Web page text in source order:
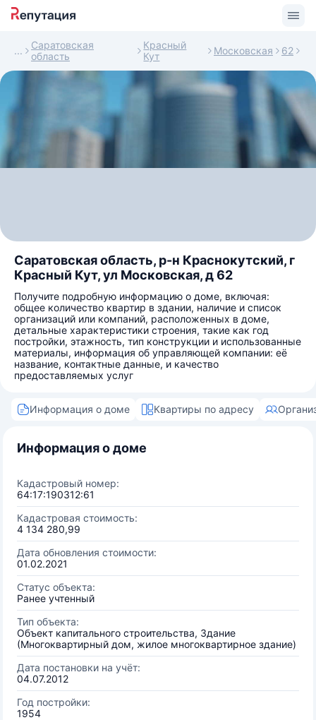
Саратовская
область
Красный
Кут
Московская 62
Саратовская область, р-н Краснокутский, г
Красный Кут, ул Московская, д 62
Получите подробную информацию о доме, включая:
общее количество квартир в здании, наличие и список
организаций или компаний, расположенных в доме,
детальные характеристики строения, такие как год
постройки, этажность, тип конструкции и использованные
материалы, информация об управляющей компании: её
название, контактные данные, и качество
предоставляемых услуг
Информация о доме Квартиры по адресу
Информация о доме
Кадастровый номер:
64:17:190312:61
Кадастровая стоимость:
4 134 280,99
Дата обновления стоимости:
01.02.2021
Статус объекта:
Ранее учтенный
Тип объекта:
Объект капитального строительства, Здание
(Многоквартирный дом, жилое многоквартирное здание)
Дата постановки на учёт:
04.07.2012
Год постройки:
1954